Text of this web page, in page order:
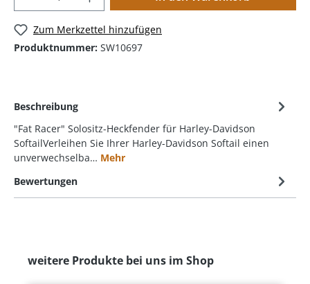
Zum Merkzettel hinzufügen
Produktnummer: SW10697
Beschreibung
"Fat Racer" Solositz-Heckfender für Harley-Davidson
SoftailVerleihen Sie Ihrer Harley-Davidson Softail einen
unverwechselba… Mehr
Bewertungen
weitere Produkte bei uns im Shop